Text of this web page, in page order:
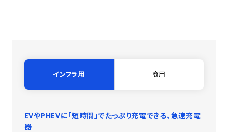
インフラ用 商用
EVやPHEVに「短時間」でたっぷり充電できる、急速充電
器